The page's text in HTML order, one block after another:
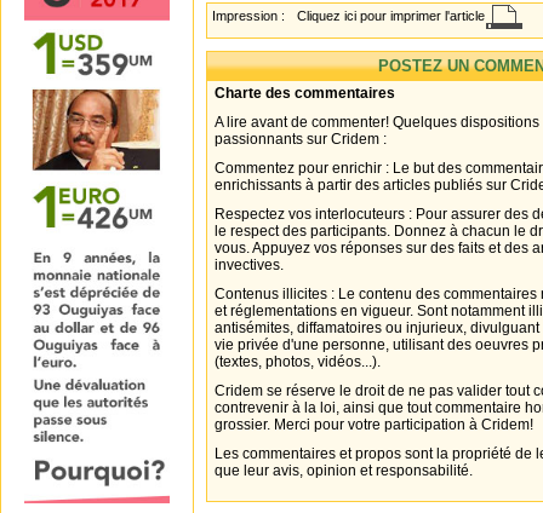
Impression : Cliquez ici pour imprimer l'article
POSTEZ UN
Charte des commentaires
A lire avant de commenter! Quelques
passionnants sur Cridem :
Commentez pour enrichir : Le but des
enrichissants à partir des articles publiés sur
Respectez vos interlocuteurs : Pour assurer des
le respect des participants. Donnez à chacun le
vous. Appuyez vos réponses sur des faits et des
invectives.
Contenus illicites : Le contenu des
et réglementations en vigueur. Sont notamment
antisémites, diffamatoires ou injurieux,
vie privée d'une personne, utilisant des oeuvres
(textes, photos, vidéos...).
Cridem se réserve le droit de ne pas valider tout
contrevenir à la loi, ainsi que tout commentaire
grossier. Merci pour votre participation à Cridem!
Les commentaires et propos sont la propriété de
que leur avis, opinion et responsabilité.